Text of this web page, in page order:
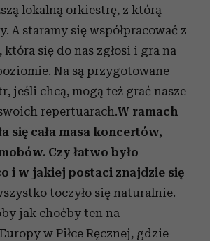
lokalną orkiestrę, z którą
A staramy się współpracować z
się do nas zgłosi i gra na
Na są przygotowane
jeśli chcą, mogą też grać nasze
repertuarach.W ramach
się cała masa koncertów,
Czy łatwo było
i w jakiej postaci znajdzie się
toczyło się naturalnie.
jak choćby ten na
w Piłce Ręcznej, gdzie